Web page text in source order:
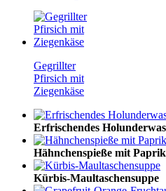
Gegrillter
Pfirsich mit
Ziegenkäse
Erfrischendes
Hähnchenspieße mit
Kürbis-Maultaschensuppe